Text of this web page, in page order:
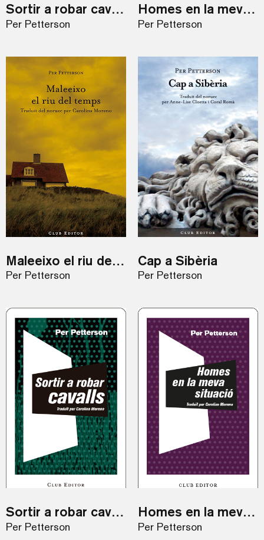
Sortir a robar cavalls
Per Petterson
Homes en la meva situació
Per Petterson
Maleeixo el riu del temps
Per Petterson
Cap a Sibèria
Per Petterson
Sortir a robar cavalls / eBook
Per Petterson
Homes en la meva situació / ebook
Per Petterson